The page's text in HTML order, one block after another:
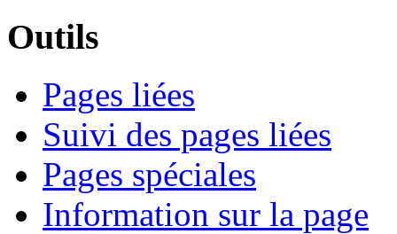
Outils
Pages liées
Suivi des pages liées
Pages spéciales
Information sur la page